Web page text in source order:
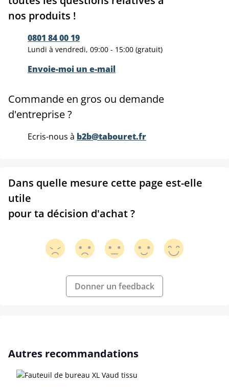
nos produits !
0801 84 00 19
Lundi à vendredi, 09:00 - 15:00 (gratuit)
Envoie-moi un e-mail
Commande en gros ou demande
d'entreprise ?
Ecris-nous à b2b@tabouret.fr
Dans quelle mesure cette page est-elle
utile
pour ta décision d'achat ?
Donner un feedback
Ignorer la galerie de produits
Autres recommandations